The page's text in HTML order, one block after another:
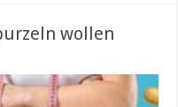
wollen